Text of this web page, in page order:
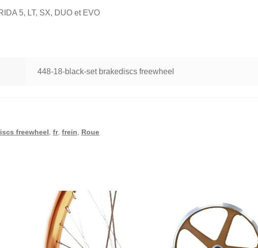
5, LT, SX, DUO et EVO
448-18-black-set brakediscs freewheel
freewheel ,fr,frein Roue